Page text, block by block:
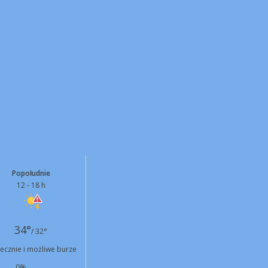
Popołudnie
12 - 18 h
34°/ 32°
i możliwe burze